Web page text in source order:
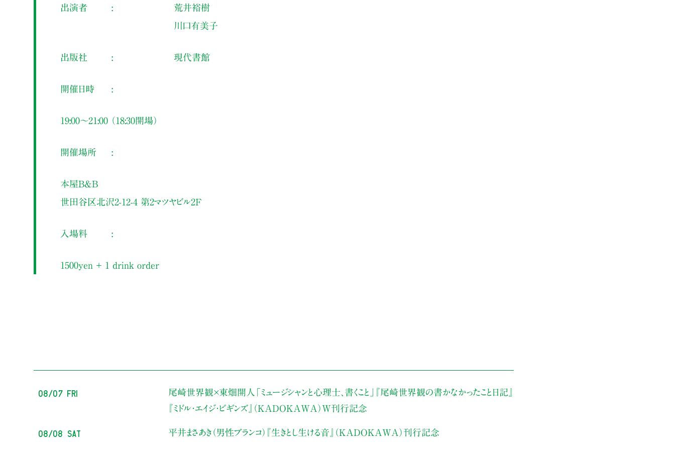
出演者
荒井裕樹
川口有美子
出版社 現代書館
開催日時
19:00～21:00 （18:30開場）
開催場所
本屋B&B
世田谷区北沢2-12-4 第2マツヤビル2F
入場料
1500yen ＋ 1 drink order
08/07 Fri 尾崎世界観×東畑開人 「ミュージシャンと心理士、書くこと」
『尾崎世界観の書かなかったこと日記』
『ミドル・エイジ・ビギンズ』（KADOKAWA）W刊行記念
08/08 Sat 平井まさあき（男性ブランコ） 『生きとし生ける音』（KADOKAWA）刊行記念